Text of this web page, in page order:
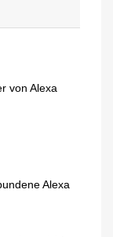
von Alexa
Alexa